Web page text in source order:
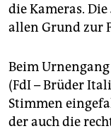
die Kameras.
allen Grund zur
Beim
(FdI – Brüder
Stimmen
der auch die